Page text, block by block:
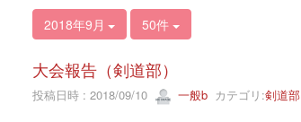
2018年9月 50件
大会報告（剣道部）
投稿日時 : 2018/09/10 一般bカテゴリ:剣道部